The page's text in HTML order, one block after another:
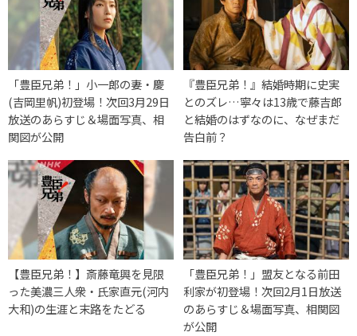
「豊臣兄弟！」小一郎の妻・慶
(吉岡里帆)初登場！次回3月29日
放送のあらすじ＆場面写真、相
関図が公開
『豊臣兄弟！』結婚時期に史実
とのズレ…寧々は13歳で藤吉郎
と結婚のはずなのに、なぜまだ
告白前？
【豊臣兄弟！】斎藤竜興を見限
った美濃三人衆・氏家直元(河内
大和)の生涯と末路をたどる
「豊臣兄弟！」盟友となる前田
利家が初登場！次回2月1日放送
のあらすじ＆場面写真、相関図
が公開